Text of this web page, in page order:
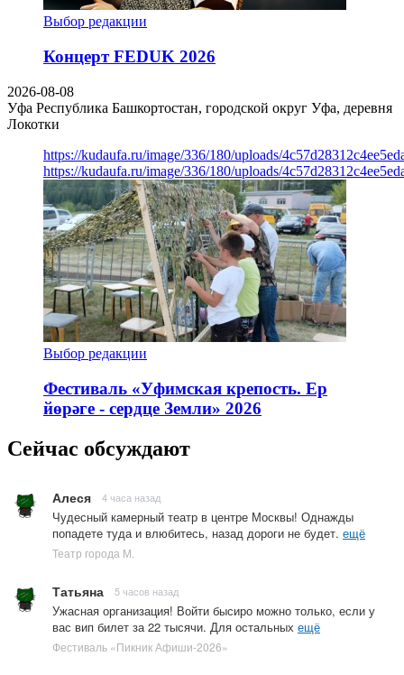
Выбор редакции
Концерт FEDUK 2026
2026-08-08
Уфа Республика Башкортостан, городской округ Уфа, деревня
Локотки
https://kudaufa.ru/image/336/180/uploads/
https://kudaufa.ru/image/336/180/uploads/
Выбор редакции
Фестиваль «Уфимская крепость. Ер
йөрәге - сердце Земли» 2026
Сейчас обсуждают
Алеся 4 часа назад
Чудесный камерный театр в центре Москвы! Однажды
попадете туда и влюбитесь, назад дороги не будет. ещё
Театр города М.
Татьяна 5 часов назад
Ужасная организация! Войти бысиро можно только, если у
вас вип билет за 22 тысячи. Для остальных ещё
Фестиваль «Пикник Афиши-2026»